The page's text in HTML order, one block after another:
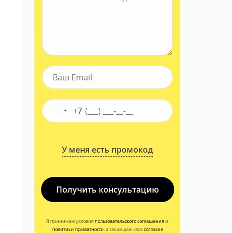
+7
У меня есть промокод
Получить консультацию
Я принимаю условияпользовательского соглашенияи
политики приватности, а также даю своесогласие